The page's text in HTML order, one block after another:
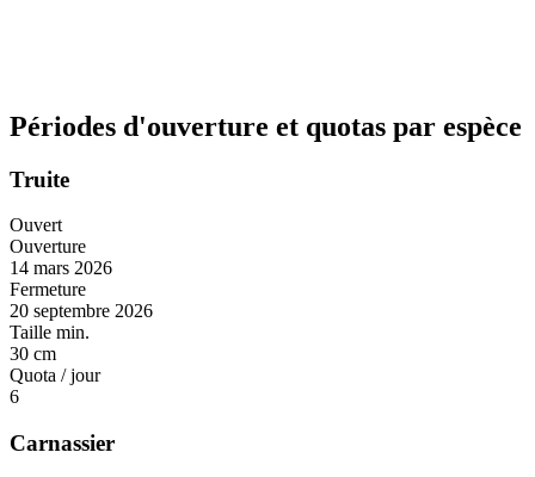
Périodes d'ouverture et quotas par espèce
Truite
Ouvert
Ouverture
14 mars 2026
Fermeture
20 septembre 2026
Taille min.
30 cm
Quota / jour
6
Carnassier